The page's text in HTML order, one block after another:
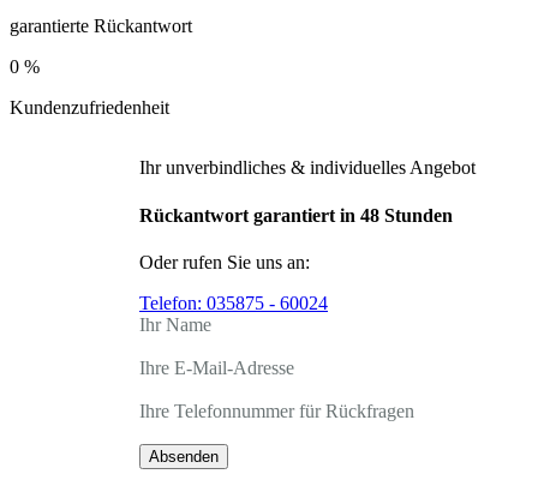
garantierte Rückantwort
0 %
Kundenzufriedenheit
Ihr unverbindliches & individuelles Angebot
Rückantwort garantiert in 48 Stunden
Oder rufen Sie uns an:
Telefon: 035875 - 60024
Ihr Name
Ihre E-Mail-Adresse
Ihre Telefonnummer für Rückfragen
Absenden